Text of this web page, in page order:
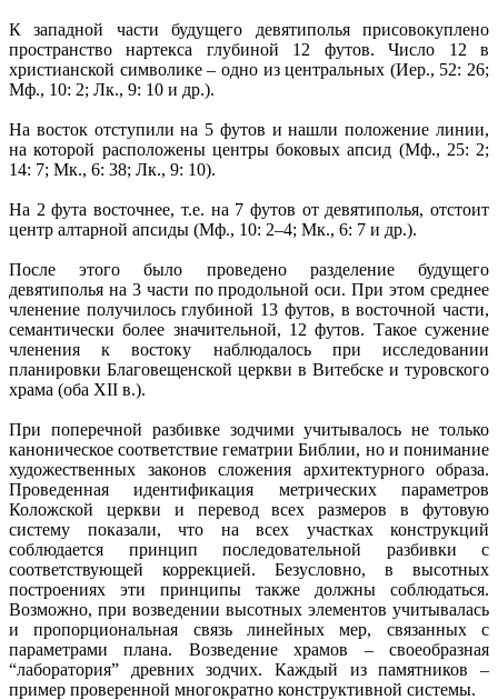
К западной части будущего девятиполья присовокуплено
пространство нартекса глубиной 12 футов. Число 12 в
христианской символике – одно из центральных (Иер., 52: 26;
Мф., 10: 2; Лк., 9: 10 и др.).
На восток отступили на 5 футов и нашли положение линии,
на которой расположены центры боковых апсид (Мф., 25: 2;
14: 7; Мк., 6: 38; Лк., 9: 10).
На 2 фута восточнее, т.е. на 7 футов от девятиполья, отстоит
центр алтарной апсиды (Мф., 10: 2–4; Мк., 6: 7 и др.).
После этого было проведено разделение будущего
девятиполья на 3 части по продольной оси. При этом среднее
членение получилось глубиной 13 футов, в восточной части,
семантически более значительной, 12 футов. Такое сужение
членения к востоку наблюдалось при исследовании
планировки Благовещенской церкви в Витебске и туровского
храма (оба XII в.).
При поперечной разбивке зодчими учитывалось не только
каноническое соответствие гематрии Библии, но и понимание
художественных законов сложения архитектурного образа.
Проведенная идентификация метрических параметров
Коложской церкви и перевод всех размеров в футовую
систему показали, что на всех участках конструкций
соблюдается принцип последовательной разбивки с
соответствующей коррекцией. Безусловно, в высотных
построениях эти принципы также должны соблюдаться.
Возможно, при возведении высотных элементов учитывалась
и пропорциональная связь линейных мер, связанных с
параметрами плана. Возведение храмов – своеобразная
“лаборатория” древних зодчих. Каждый из памятников –
пример проверенной многократно конструктивной системы.